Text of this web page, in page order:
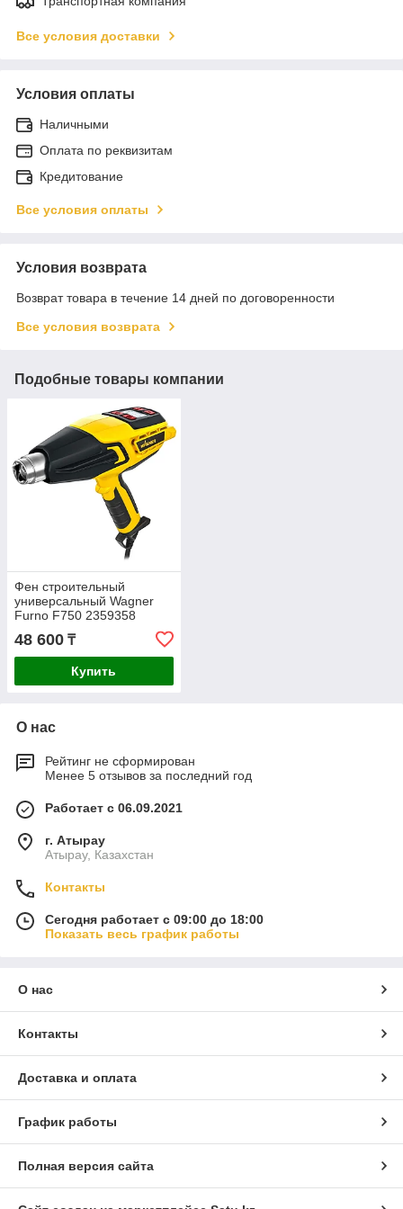
Все условия доставки
Условия оплаты
Наличными
Оплата по реквизитам
Кредитование
Все условия оплаты
Условия возврата
Возврат товара в течение 14 дней по договоренности
Все условия возврата
Подобные товары компании
Фен строительный
универсальный Wagner
Furno F750 2359358
48 600 ₸
Купить
О нас
Рейтинг не сформирован
Менее 5 отзывов за последний год
Работает с 06.09.2021
г. Атырау
Атырау, Казахстан
Контакты
Сегодня работает с 09:00 до 18:00
Показать весь график работы
О нас
Контакты
Доставка и оплата
График работы
Полная версия сайта